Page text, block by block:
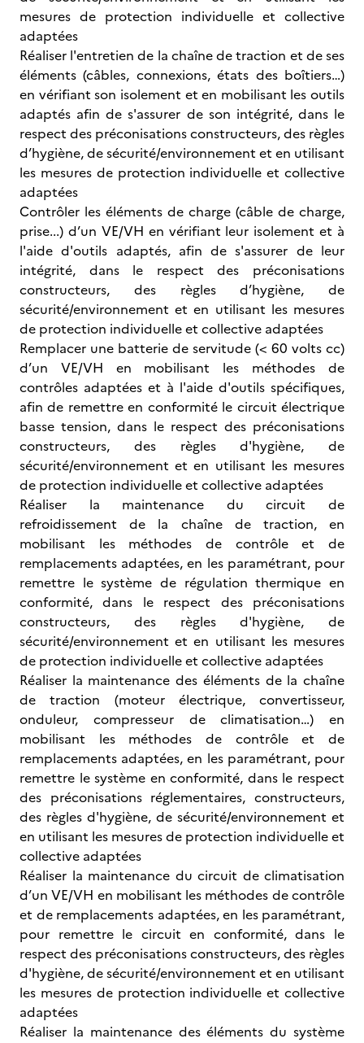
mesures de protection individuelle et collective
adaptées
Réaliser l'entretien de la chaîne de traction et de ses
éléments (câbles, connexions, états des boîtiers…)
en vérifiant son isolement et en mobilisant les outils
adaptés afin de s'assurer de son intégrité, dans le
respect des préconisations constructeurs, des règles
d’hygiène, de sécurité/environnement et en utilisant
les mesures de protection individuelle et collective
adaptées
Contrôler les éléments de charge (câble de charge,
prise...) d’un VE/VH en vérifiant leur isolement et à
l'aide d'outils adaptés, afin de s'assurer de leur
intégrité, dans le respect des préconisations
constructeurs, des règles d’hygiène, de
sécurité/environnement et en utilisant les mesures
de protection individuelle et collective adaptées
Remplacer une batterie de servitude (< 60 volts cc)
d’un VE/VH en mobilisant les méthodes de
contrôles adaptées et à l'aide d'outils spécifiques,
afin de remettre en conformité le circuit électrique
basse tension, dans le respect des préconisations
constructeurs, des règles d'hygiène, de
sécurité/environnement et en utilisant les mesures
de protection individuelle et collective adaptées
Réaliser la maintenance du circuit de
refroidissement de la chaîne de traction, en
mobilisant les méthodes de contrôle et de
remplacements adaptées, en les paramétrant, pour
remettre le système de régulation thermique en
conformité, dans le respect des préconisations
constructeurs, des règles d'hygiène, de
sécurité/environnement et en utilisant les mesures
de protection individuelle et collective adaptées
Réaliser la maintenance des éléments de la chaîne
de traction (moteur électrique, convertisseur,
onduleur, compresseur de climatisation…) en
mobilisant les méthodes de contrôle et de
remplacements adaptées, en les paramétrant, pour
remettre le système en conformité, dans le respect
des préconisations réglementaires, constructeurs,
des règles d'hygiène, de sécurité/environnement et
en utilisant les mesures de protection individuelle et
collective adaptées
Réaliser la maintenance du circuit de climatisation
d’un VE/VH en mobilisant les méthodes de contrôle
et de remplacements adaptées, en les paramétrant,
pour remettre le circuit en conformité, dans le
respect des préconisations constructeurs, des règles
d'hygiène, de sécurité/environnement et en utilisant
les mesures de protection individuelle et collective
adaptées
Réaliser la maintenance des éléments du système